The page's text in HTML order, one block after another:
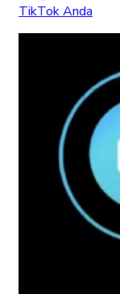
TikTok Anda